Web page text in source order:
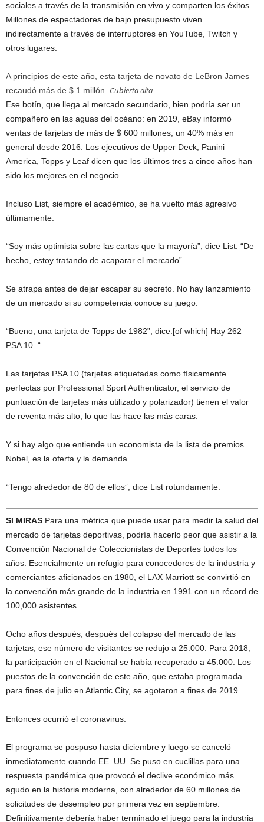
sociales a través de la transmisión en vivo y comparten los éxitos.
Millones de espectadores de bajo presupuesto viven
indirectamente a través de interruptores en YouTube, Twitch y
otros lugares.
A principios de este año, esta tarjeta de novato de LeBron James
recaudó más de $ 1 millón. Cubierta alta
Ese botín, que llega al mercado secundario, bien podría ser un
compañero en las aguas del océano: en 2019, eBay informó
ventas de tarjetas de más de $ 600 millones, un 40% más en
general desde 2016. Los ejecutivos de Upper Deck, Panini
America, Topps y Leaf dicen que los últimos tres a cinco años han
sido los mejores en el negocio.
Incluso List, siempre el académico, se ha vuelto más agresivo
últimamente.
“Soy más optimista sobre las cartas que la mayoría”, dice List. “De
hecho, estoy tratando de acaparar el mercado”
Se atrapa antes de dejar escapar su secreto. No hay lanzamiento
de un mercado si su competencia conoce su juego.
“Bueno, una tarjeta de Topps de 1982”, dice.[of which] Hay 262
PSA 10. “
Las tarjetas PSA 10 (tarjetas etiquetadas como físicamente
perfectas por Professional Sport Authenticator, el servicio de
puntuación de tarjetas más utilizado y polarizador) tienen el valor
de reventa más alto, lo que las hace las más caras.
Y si hay algo que entiende un economista de la lista de premios
Nobel, es la oferta y la demanda.
“Tengo alrededor de 80 de ellos”, dice List rotundamente.
SI MIRAS Para una métrica que puede usar para medir la salud del
mercado de tarjetas deportivas, podría hacerlo peor que asistir a la
Convención Nacional de Coleccionistas de Deportes todos los
años. Esencialmente un refugio para conocedores de la industria y
comerciantes aficionados en 1980, el LAX Marriott se convirtió en
la convención más grande de la industria en 1991 con un récord de
100,000 asistentes.
Ocho años después, después del colapso del mercado de las
tarjetas, ese número de visitantes se redujo a 25.000. Para 2018,
la participación en el Nacional se había recuperado a 45.000. Los
puestos de la convención de este año, que estaba programada
para fines de julio en Atlantic City, se agotaron a fines de 2019.
Entonces ocurrió el coronavirus.
El programa se pospuso hasta diciembre y luego se canceló
inmediatamente cuando EE. UU. Se puso en cuclillas para una
respuesta pandémica que provocó el declive económico más
agudo en la historia moderna, con alrededor de 60 millones de
solicitudes de desempleo por primera vez en septiembre.
Definitivamente debería haber terminado el juego para la industria